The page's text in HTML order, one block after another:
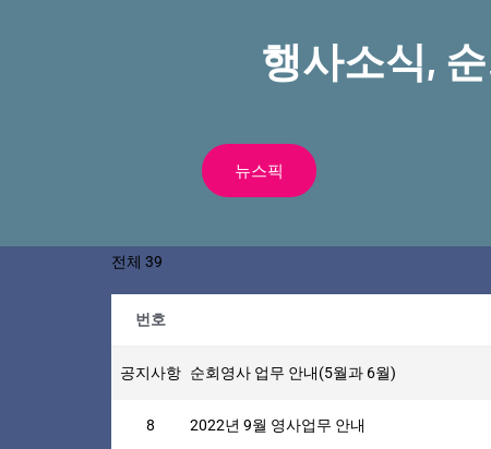
행사소식,
뉴스픽
전체 39
번호
공지사항 순회영사 업무 안내(5월과 6월)
8 2022년 9월 영사업무 안내